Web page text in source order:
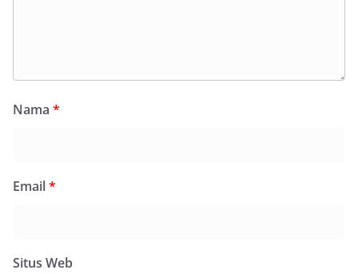
Nama *
Email*
Situs Web